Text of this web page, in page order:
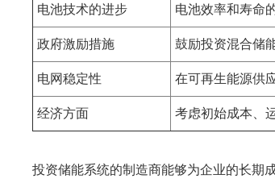
电池技术的进步 电池效率和寿命
政府激励措施 鼓励投资混合储
电网稳定性 在可再生能源供
经济方面 考虑初始成本、
投资储能系统的制造商能够为企业的长期